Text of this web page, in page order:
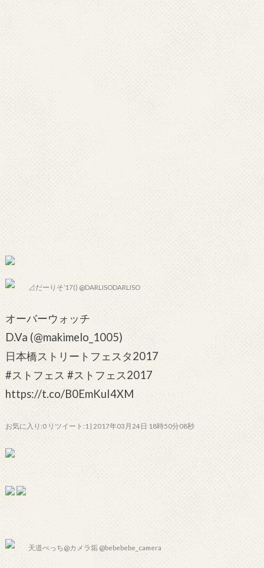
⊿だーりそ’17() @DARLISODARLISO
オーバーウォッチ
D.Va (@makimelo_1005)
日本橋ストリートフェスタ2017
#ストフェス #ストフェス2017
https://t.co/B0EmKuI4XM
お気に入り:0 リツイート:1 | 2017年03月24日 18時50分08秒
天道べっち@カメラ垢 @bebebebe_camera